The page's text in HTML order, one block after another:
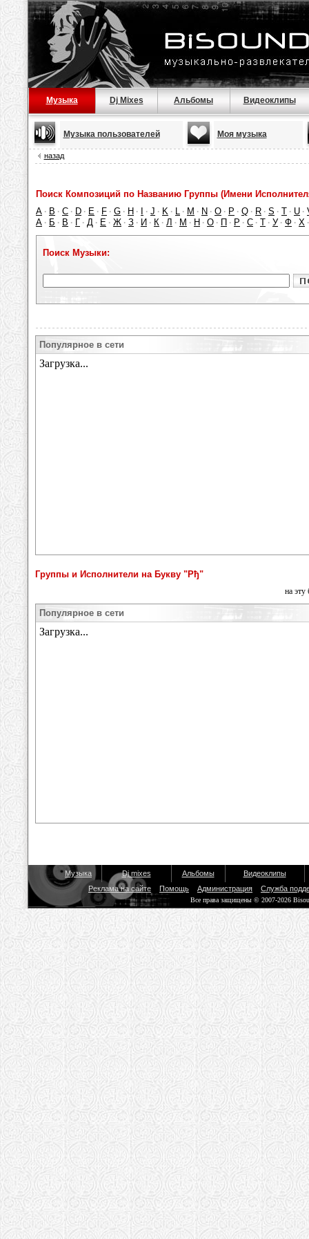
Музыка Dj Mixes Альбомы Видеоклипы
Музыка пользователей Моя музыка
назад
Поиск Композиций по Названию Группы (Имени
A · B · C · D · E · F · G · H · · J · K · L · M · N · O · P · Q · R · S · T · U ·
А · Б · В · Г · Д · Е · Ж · З · И · К · Л · М · Н · О · П · Р · С · Т · У · Ф · Х
Поиск Музыки:
Популярное в сети
Группы и Исполнители на Букву "Рђ"
на эту
Популярное в сети
Музыка Dj mixes Альбомы
Видеоклипы
Реклама на сайте
Помощь Администрация Служба
Все права защищены © 2007-2026